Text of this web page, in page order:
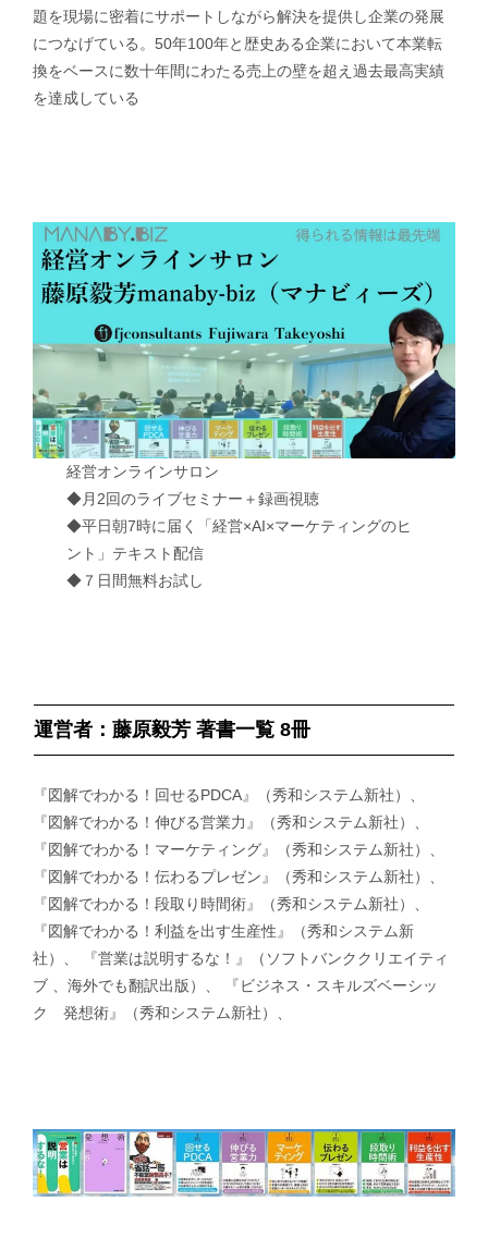
題を現場に密着にサポートしながら解決を提供し企業の発展
につなげている。50年100年と歴史ある企業において本業転
換をベースに数十年間にわたる売上の壁を超え過去最高実績
を達成している
経営オンラインサロン
◆月2回のライブセミナー＋録画視聴
◆平日朝7時に届く「経営×AI×マーケティングのヒ
ント」テキスト配信
◆７日間無料お試し
運営者：藤原毅芳 著書一覧 8冊
『図解でわかる！回せるPDCA』（秀和システム新社）、
『図解でわかる！伸びる営業力』（秀和システム新社）、
『図解でわかる！マーケティング』（秀和システム新社）、
『図解でわかる！伝わるプレゼン』（秀和システム新社）、
『図解でわかる！段取り時間術』（秀和システム新社）、
『図解でわかる！利益を出す生産性』（秀和システム新
社）、 『営業は説明するな！』（ソフトバンククリエイティ
ブ 、海外でも翻訳出版）、 『ビジネス・スキルズベーシッ
ク 発想術』（秀和システム新社）、